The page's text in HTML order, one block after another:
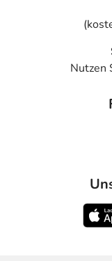
Nutzen